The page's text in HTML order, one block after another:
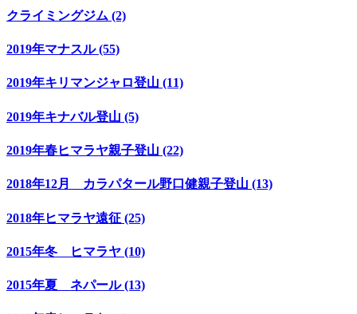
クライミングジム (2)
2019年マナスル (55)
2019年キリマンジャロ登山 (11)
2019年キナバル登山 (5)
2019年春ヒマラヤ親子登山 (22)
2018年12月 カラパタール野口健親子登山 (13)
2018年ヒマラヤ遠征 (25)
2015年冬 ヒマラヤ (10)
2015年夏 ネパール (13)